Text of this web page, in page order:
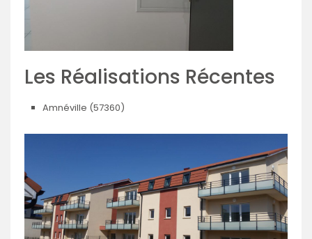
Les Réalisations Récentes
Amnéville (57360)